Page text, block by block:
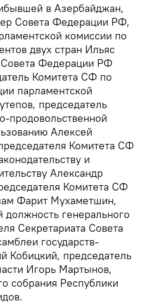
в Азербайджан,
Совета Федерации РФ,
комиссии по
двух стран Ильяс
Федерации РФ
Комитета СФ по
парламентской
председатель
продовольственной
Алексей
Комитета СФ
и
Александр
Комитета СФ
Фарит Мухаметшин,
генерального
Секретариата Совета
государств-
Кобицкий, председатель
Игорь Мартынов,
собрания Республики